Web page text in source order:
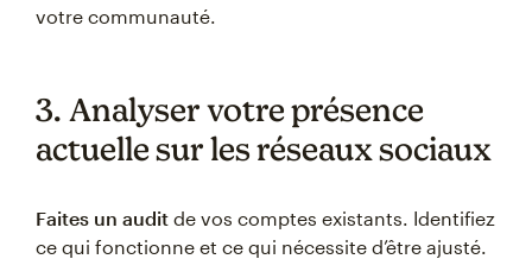
votre communauté.
3. Analyser votre présence
actuelle sur les réseaux sociaux
Faites un audit de vos comptes existants. Identifiez
ce qui fonctionne et ce qui nécessite d’être ajusté.